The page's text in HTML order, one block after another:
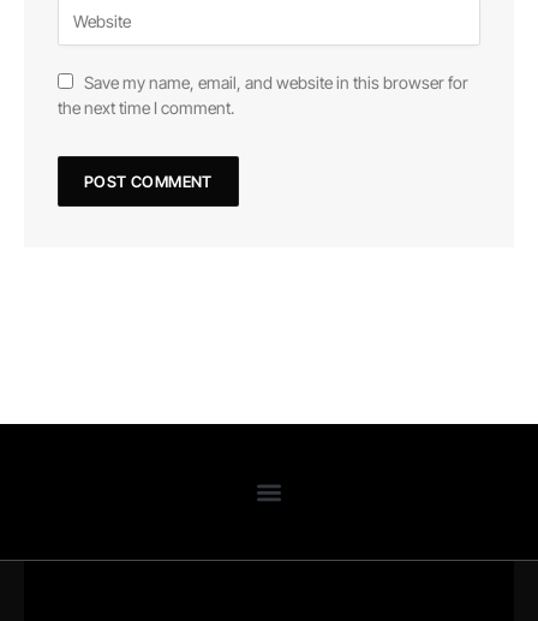
Save my name, email, and website in this browser for
the next time I comment.